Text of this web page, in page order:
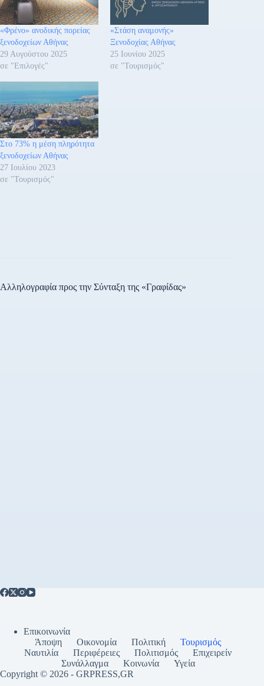
«Φρένο» ανοδικής πορείας
ξενοδοχείων Αθήνας
29 Αυγούστου 2025
σε "Επιλογές"
«Στάση αναμονής»
Ξενοδοχίας Αθήνας
25 Ιουνίου 2025
σε "Τουρισμός"
Στο 73% η μέση πληρότητα
ξενοδοχείων Αθήνας
27 Ιουλίου 2023
σε "Τουρισμός"
Αλληλογραφία προς την Σύνταξη της «Γραφίδας»
Επικοινωνία
Άποψη
Οικονομία Πολιτική
Τουρισμός
Ναυτιλία
Περιφέρειες Πολιτισμός
Επιχειρείν
Συνάλλαγμα
Κοινωνία
Υγεία
Copyright © 2026 - GRPRESS,GR